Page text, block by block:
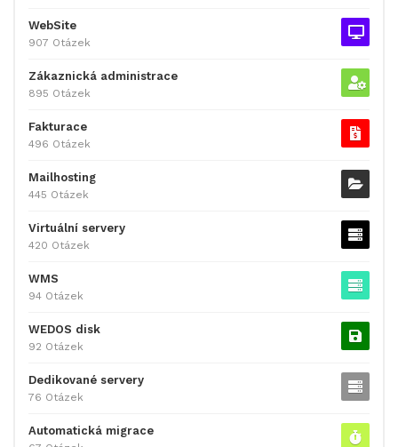
WebSite
907 Otázek
Zákaznická administrace
895 Otázek
Fakturace
496 Otázek
Mailhosting
445 Otázek
Virtuální servery
420 Otázek
WMS
94 Otázek
WEDOS disk
92 Otázek
Dedikované servery
76 Otázek
Automatická migrace